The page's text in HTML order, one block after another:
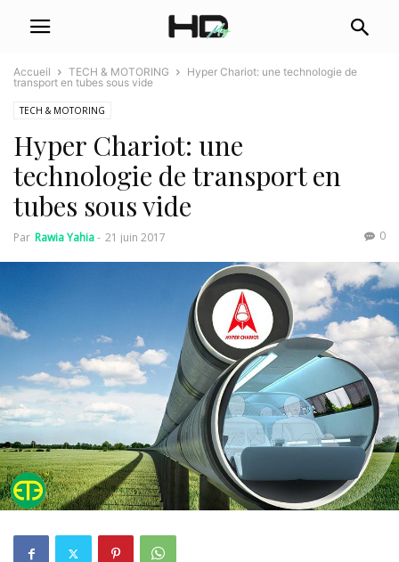
Accueil TECH & MOTORING
Hyper Chariot: une technologie de
transport en tubes sous vide
TECH & MOTORING
Hyper Chariot: une
technologie de transport en
tubes sous vide
Par Rawia Yahia- 21 juin 2017 0